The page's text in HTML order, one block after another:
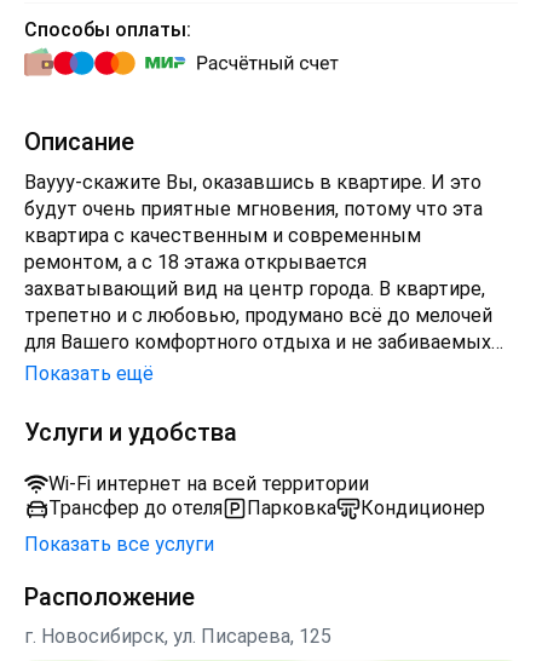
Способы оплаты:
Описание
Ваууу-скажите Вы, оказавшись в квартире. И это
будут очень приятные мгновения, потому что эта
квартира с качественным и современным
ремонтом, а с 18 этажа открывается
захватывающий вид на центр города. В квартире,
трепетно и с любовью, продумано всё до мелочей
для Вашего комфортного отдыха и не забиваемых
впечатлений.
Большие семьи, компания друзей-
путешественников, а также деловых людей, теперь
смогут находиться рядом.
способом заселения, которое позволит Вам без
ожидания, заехать в любое время суток.
Большая Парковка ЖК огорожена, въезд-выезд по
Показать ещё
Услуги и удобства
Wi-Fi интернет на всей территории
Трансфер до отеля
Парковка
Кондиционер
Показать все услуги
Расположение
г. Новосибирск, ул. Писарева, 125